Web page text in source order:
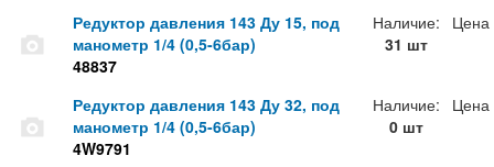
Редуктор давления 143 Ду 15, под
манометр 1/4 (0,5-6бар)
48837
Наличие:
31 шт
Цена
Редуктор давления 143 Ду 32, под
манометр 1/4 (0,5-6бар)
4W9791
Наличие:
0 шт
Цена